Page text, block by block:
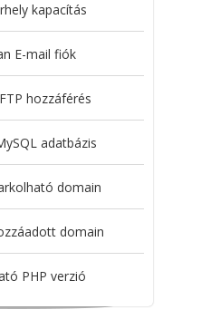
kapacítás
E-mail fiók
hozzáférés
adatbázis
domain
domain
PHP verzió